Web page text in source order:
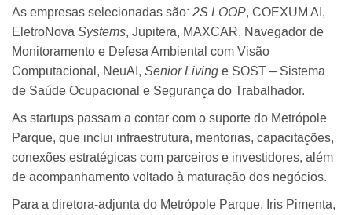
As empresas selecionadas são: 2S LOOP, COEXUM AI,
EletroNova Systems, Jupitera, MAXCAR, Navegador de
Monitoramento e Defesa Ambiental com Visão
Computacional, NeuAI, Senior Living e SOST – Sistema
de Saúde Ocupacional e Segurança do Trabalhador.
As startups passam a contar com o suporte do Metrópole
Parque, que inclui infraestrutura, mentorias, capacitações,
conexões estratégicas com parceiros e investidores, além
de acompanhamento voltado à maturação dos negócios.
Para a diretora-adjunta do Metrópole Parque, Iris Pimenta,